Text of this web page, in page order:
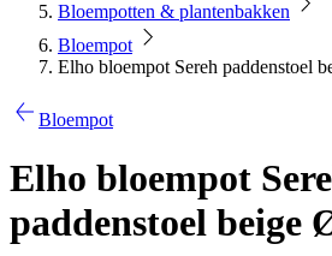
Bloempotten & plantenbakken
Bloempot
Elho bloempot Sereh paddenstoel
Bloempot
Elho bloempot
paddenstoel beige